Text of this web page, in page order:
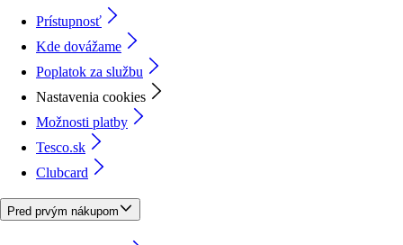
Prístupnosť
Kde dovážame
Poplatok za službu
Nastavenia cookies
Možnosti platby
Tesco.sk
Clubcard
Pred prvým nákupom